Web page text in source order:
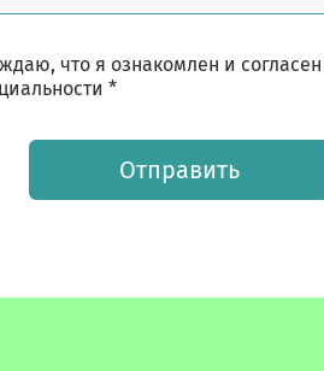
что я ознакомлен и
*
Отправить